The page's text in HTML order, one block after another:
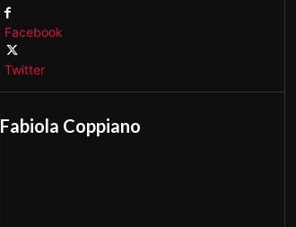
Facebook
Twitter
Fabiola Coppiano